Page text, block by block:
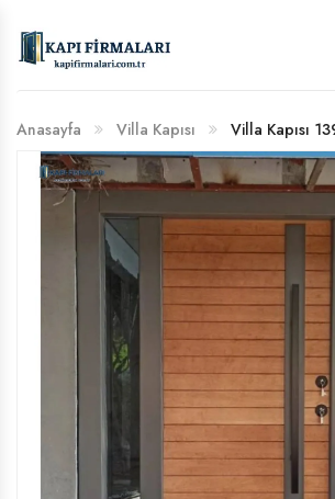
BANKA HESAP NUMARALARIMIZ
Anasayfa Villa Kapısı
Görünümlü Camlı Çelik Kapı